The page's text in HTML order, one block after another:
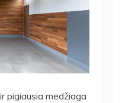
pigiausia medžiaga